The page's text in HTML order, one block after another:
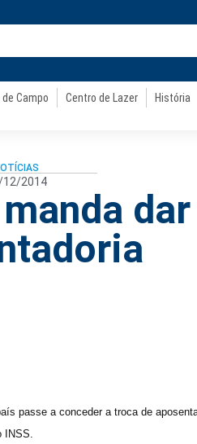
de Campo Centro de Lazer
História
12/2014
passe a conceder a troca de